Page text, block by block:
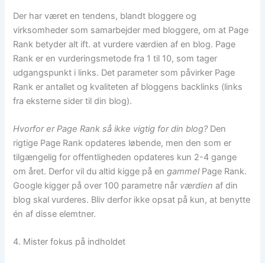
Der har været en tendens, blandt bloggere og
virksomheder som samarbejder med bloggere, om at Page
Rank betyder alt ift. at vurdere værdien af en blog. Page
Rank er en vurderingsmetode fra 1 til 10, som tager
udgangspunkt i links. Det parameter som påvirker Page
Rank er antallet og kvaliteten af bloggens backlinks (links
fra eksterne sider til din blog).
Hvorfor er Page Rank så ikke vigtig for din blog?Den
rigtige Page Rank opdateres løbende, men den som er
tilgængelig for offentligheden opdateres kun 2-4 gange
om året. Derfor vil du altid kigge på engammel Page Rank.
Google kigger på over 100 parametre når værdienaf din
blog skal vurderes. Bliv derfor ikke opsat på kun, at benytte
én af disse elemtner.
4. Mister fokus på indholdet